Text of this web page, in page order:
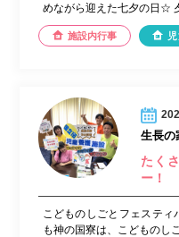
めながら迎えた七夕の日☆
施設内行事
生長の
たく
ー！
こどものしごとフェステ
も神の国寮は、こどものし